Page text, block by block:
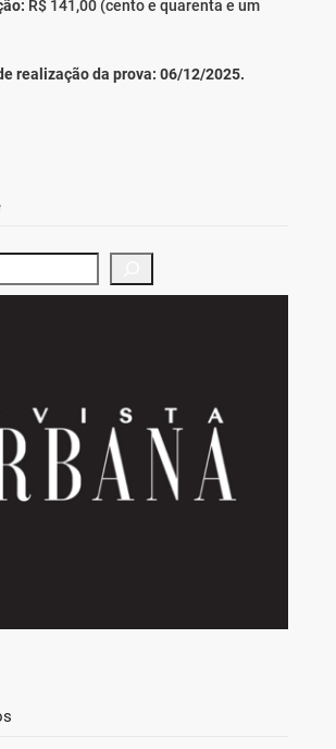
R$ 141,00 (cento e quarenta e um
realização da prova: 06/12/2025.